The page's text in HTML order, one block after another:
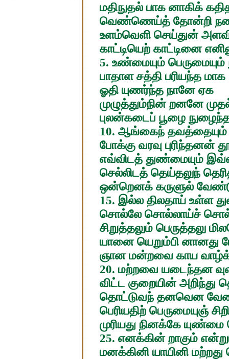
மதிநுதல் பாக னாகிக்
வெண்ணெய்த் தோன்றி
உளம்வெளி செய்துன்
காட்டியெற் காட்டினை
5. உண்மையும்
பாதாள சத்தி பரியந்த மாக
ஓதி யுணர்ந்த நானே ஏக
முழுத்தும்நின் றனனே
புலன்கடைப் பூழை
10. ஆங்கைந்
போக்கு வரவு புரிந்தனன்
எவ்விடத் துண்மையும்
செல்லிடத் தெய்தலுந்
ஒன்றெனக் கருளுல்
15. இல்ல திலதாய் உள்ள
சொல்லே சொல்லாய்ச்
சிறுத்தலும் பெருத்தலு
யானை யெறும்பி னானது
ஞான மன்றவை காய
20. மற்றவை யடைந்தன
விட்ட குறையின் அறிந்து
தொட்டுவந் தனவென
பெரியதிற் பெருமையுஞ்
முரியது நினக்கே
25. எனக்கின் றாகும்
மனக்கினி யாயினி